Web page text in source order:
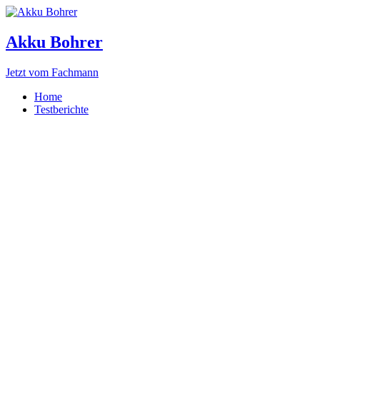
Akku Bohrer
Jetzt vom Fachmann
Home
Testberichte